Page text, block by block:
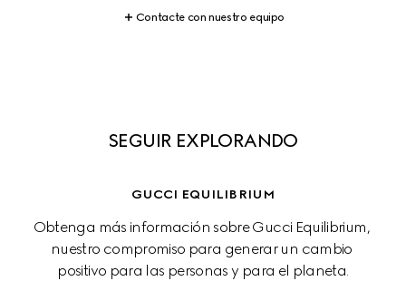
Contacte con nuestro equipo
SEGUIR EXPLORANDO
GUCCI EQUILIBRIUM
Obtenga más información sobre Gucci Equilibrium,
nuestro compromiso para generar un cambio
positivo para las personas y para el planeta.